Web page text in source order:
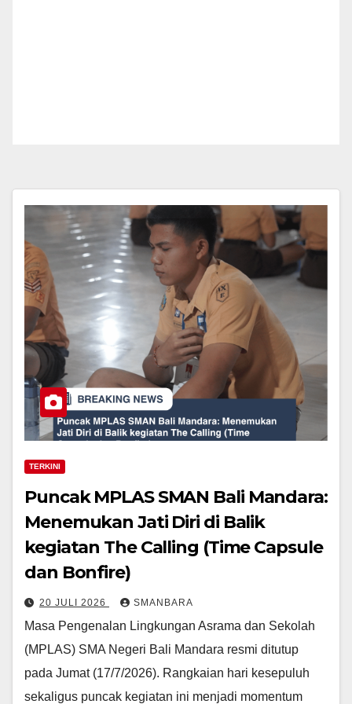
TERKINI
Puncak MPLAS SMAN Bali Mandara:
Menemukan Jati Diri di Balik
kegiatan The Calling (Time Capsule
dan Bonfire)
20 JULI 2026 SMANBARA
Masa Pengenalan Lingkungan Asrama dan Sekolah
(MPLAS) SMA Negeri Bali Mandara resmi ditutup
pada Jumat (17/7/2026). Rangkaian hari kesepuluh
sekaligus puncak kegiatan ini menjadi momentum